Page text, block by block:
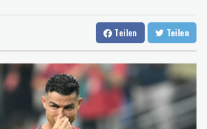
Wien
30 °C
27 °C
und Pakistan schließen inmitten von Iran-
mit mehr als 900 Pflanzen in
und N90 erhöhen den Druck auf Europas
Teilen Teilen